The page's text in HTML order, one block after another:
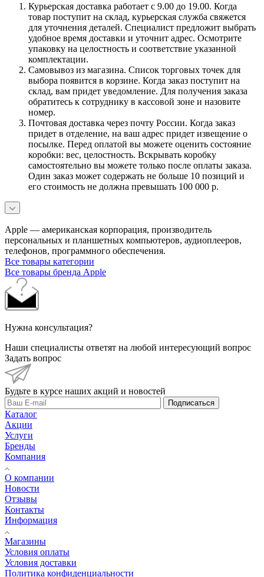
Курьерская доставка работает с 9.00 до 19.00. Когда
товар поступит на склад, курьерская служба свяжется
для уточнения деталей. Специалист предложит выбрать
удобное время доставки и уточнит адрес. Осмотрите
упаковку на целостность и соответствие указанной
комплектации.
Самовывоз из магазина. Список торговых точек для
выбора появится в корзине. Когда заказ поступит на
склад, вам придет уведомление. Для получения заказа
обратитесь к сотруднику в кассовой зоне и назовите
номер.
Почтовая доставка через почту России. Когда заказ
придет в отделение, на ваш адрес придет извещение о
посылке. Перед оплатой вы можете оценить состояние
коробки: вес, целостность. Вскрывать коробку
самостоятельно вы можете только после оплаты заказа.
Один заказ может содержать не больше 10 позиций и
его стоимость не должна превышать 100 000 р.
Apple — американская корпорация, производитель
персональных и планшетных компьютеров, аудиоплееров,
телефонов, программного обеспечения.
Все товары категории
Все товары бренда Apple
Нужна консультация?
Наши специалисты ответят на любой интересующий вопрос
Задать вопрос
Будьте в курсе наших акций и новостей
Подписаться
Каталог
Акции
Услуги
Бренды
Компания
О компании
Новости
Отзывы
Контакты
Информация
Магазины
Условия оплаты
Условия доставки
Политика конфиденциальности